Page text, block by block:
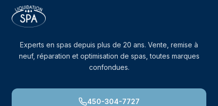
Experts en spas depuis plus de 20 ans. Vente, remise à
neuf, réparation et optimisation de spas, toutes marques
confondues.
450-304-7727